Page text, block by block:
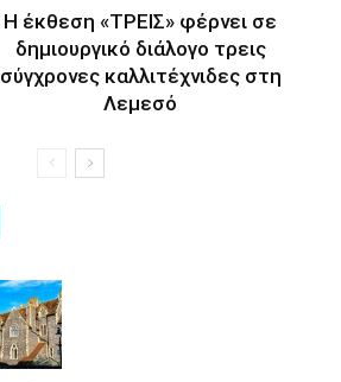
Η έκθεση «ΤΡΕΙΣ» φέρνει σε
δημιουργικό διάλογο τρεις
σύγχρονες καλλιτέχνιδες στη
Λεμεσό